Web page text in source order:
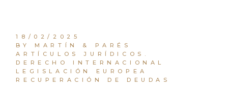
18/02/2025
BY MARTÍN & PARÉS
ARTÍCULOS JURÍDICOS.
DERECHO INTERNACIONAL
LEGISLACIÓN EUROPEA
RECUPERACIÓN DE DEUDAS